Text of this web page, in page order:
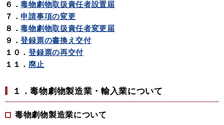
６．毒物劇物取扱責任者設置届
７． 申請事項の変更
８．毒物劇物取扱責任者変更届
９．登録票の書換え交付
１０．登録票の再交付
１１．廃止
１．毒物劇物製造業・輸入業について
毒物劇物製造業について